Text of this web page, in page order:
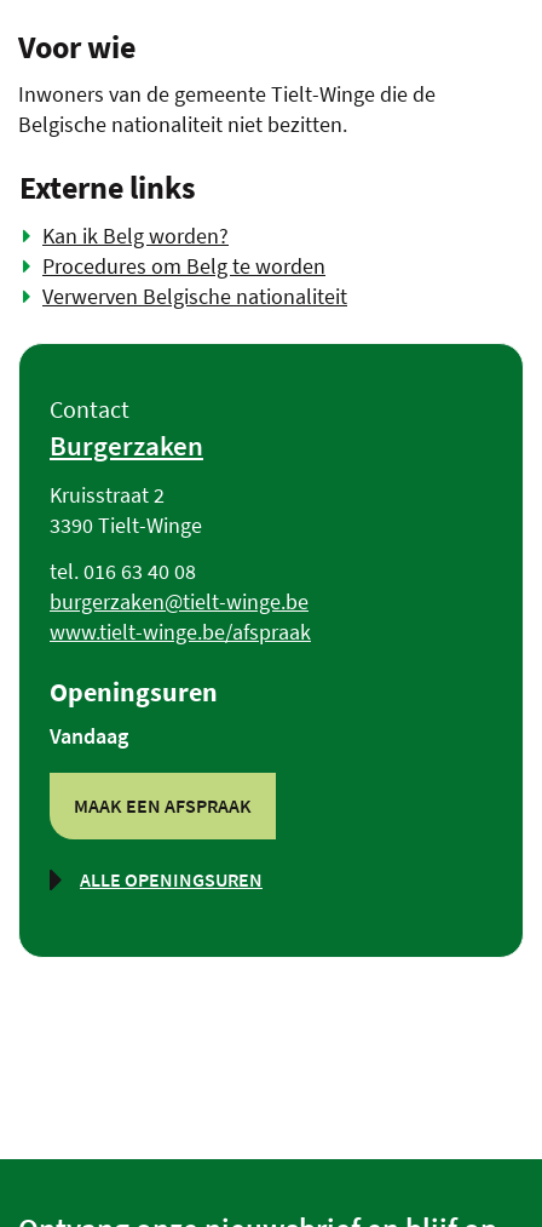
Voor wie
Inwoners van de gemeente Tielt-Winge die de
Belgische nationaliteit niet bezitten.
Externe links
Kan ik Belg worden?
Procedures om Belg te worden
Verwerven Belgische nationaliteit
Contact
Contact
Burgerzaken
Adres
Kruisstraat 2
,3390Tielt-Winge
Tel. 016 63 40 08
E-
mail
burgerzaken@tielt-winge.be
Website
www.tielt-winge.be/afspraak
Openingsuren
Vandaag
MAAK EEN AFSPRAAK
ALLE OPENINGSUREN